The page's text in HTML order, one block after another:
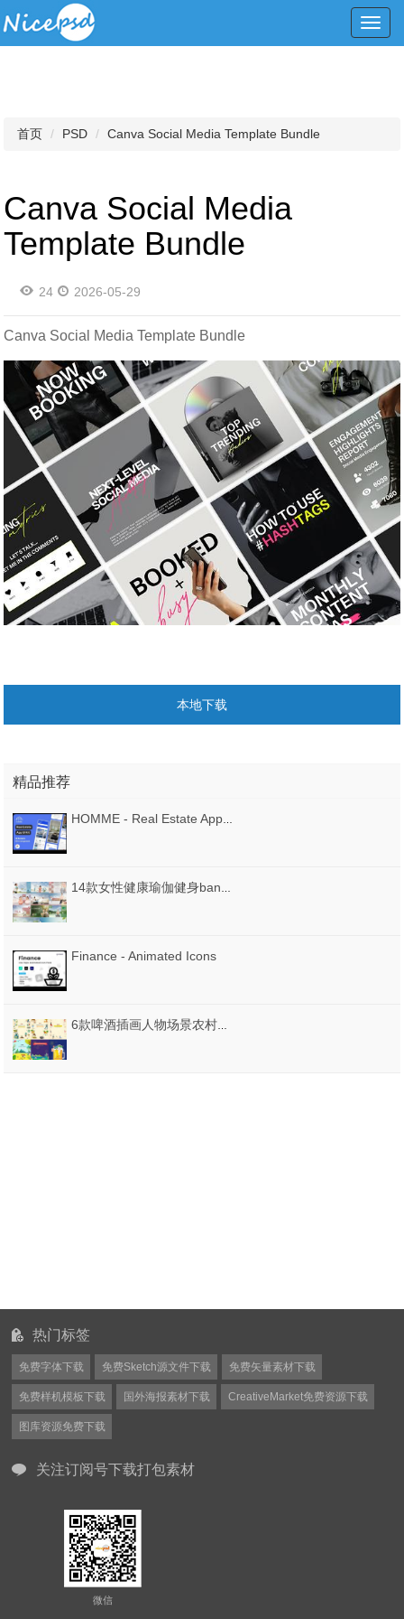
首页 PSD Canva Social Media Template Bundle
Canva Social Media
Template Bundle
24 2026-05-29
Canva Social Media Template Bundle
本地下载
精品推荐
Finance - Animated Icons
热门标签
免费字体下载 免费Sketch源文件下载 免费矢量素材下载
免费样机模板下载 国外海报素材下载 CreativeMarket免费资源下载
图库资源免费下载
关注订阅号下载打包素材
微信